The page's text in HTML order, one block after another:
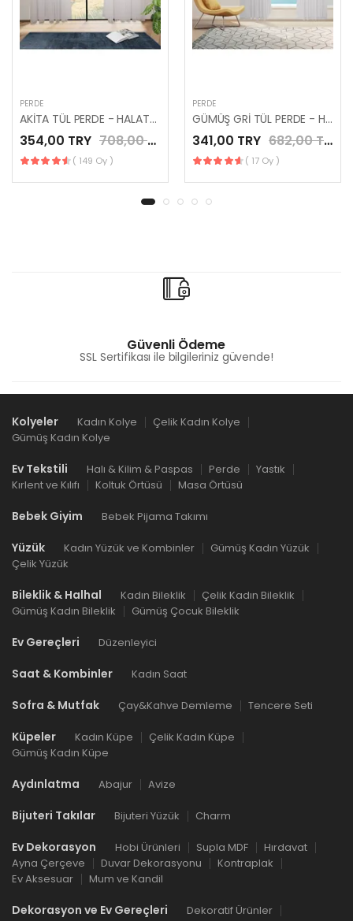
PERDE
AKİTA TÜL PERDE - HALATLI KRUVAZE PÜSKÜLLÜ TÜL PERDE
354,00 TRY 708,00 TRY
( 149 Oy )
PERDE
GÜMÜŞ GRİ TÜL PERDE - HALATLI KRUVAZE TÜL PERDE
341,00 TRY 682,00 TRY
( 17 Oy )
Güvenli Ödeme
SSL Sertifikası ile bilgileriniz güvende!
Kolyeler Kadın Kolye
Çelik Kadın Kolye
Gümüş Kadın Kolye
Ev Tekstili Halı & Kilim & Paspas Perde
Yastık
Kırlent ve Kılıfı
Koltuk Örtüsü Masa Örtüsü
Bebek Giyim Bebek Pijama Takımı
Yüzük Kadın Yüzük ve Kombinler
Gümüş Kadın Yüzük
Çelik Yüzük
Bileklik & Halhal Kadın Bileklik
Çelik Kadın Bileklik
Gümüş Kadın Bileklik
Gümüş Çocuk Bileklik
Ev Gereçleri Düzenleyici
Saat & Kombinler Kadın Saat
Sofra & Mutfak Çay&Kahve Demleme Tencere Seti
Küpeler Kadın Küpe
Çelik Kadın Küpe
Gümüş Kadın Küpe
Aydınlatma Abajur Avize
Bijuteri Takılar Bijuteri Yüzük Charm
Ev Dekorasyon Hobi Ürünleri Supla MDF
Hırdavat
Ayna Çerçeve
Duvar Dekorasyonu
Kontraplak
Ev Aksesuar
Mum ve Kandil
Dekorasyon ve Ev Gereçleri
Dekoratif Ürünler